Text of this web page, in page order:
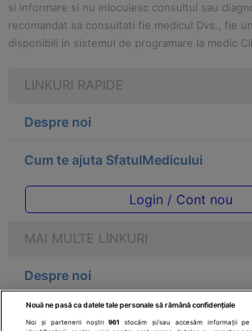
si informare si nu inlocuiesc consultul sau
recomandat sa consultati fie medicul Dvs., fie
disponibili in sistemul de programare la medic
LINKURI RAPIDE
Despre noi
Cum te ajuta SfatulMedicului
Login / Cont nou
MAI MULTE LINKURI
Despre noi
Legal
Nouă ne pasă ca datele tale personale să rămână confidențiale
Noi și partenerii noștri961
stocăm și/sau accesăm informații pe